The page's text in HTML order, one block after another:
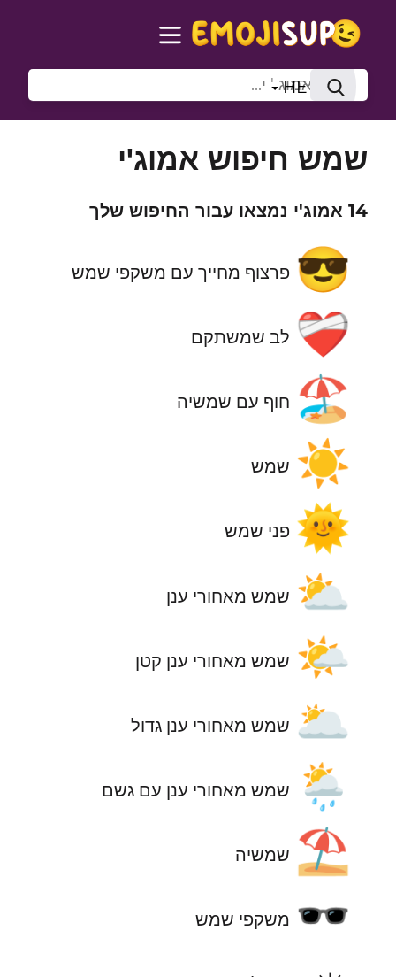
HE
שמש חיפוש אמוג'י
14 אמוג'י נמצאו עבור החיפוש שלך
😎 פרצוף מחייך עם משקפי שמש
❤️‍🩹 לב שמשתקם
🏖️ חוף עם שמשיה
☀️ שמש
🌞 פני שמש
⛅ שמש מאחורי ענן
🌤️ שמש מאחורי ענן קטן
🌥️ שמש מאחורי ענן גדול
🌦️ שמש מאחורי ענן עם גשם
⛱️ שמשיה
🕶️ משקפי שמש